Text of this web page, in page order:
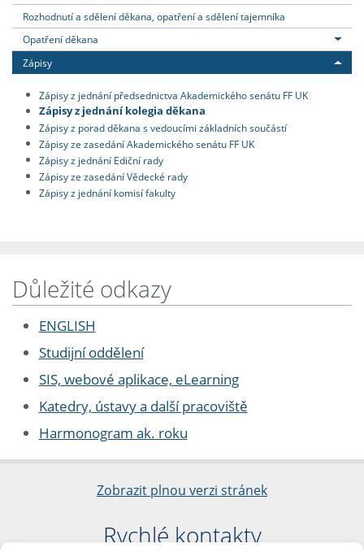
Rozhodnutí a sdělení děkana, opatření a sdělení tajemníka
Opatření děkana
Zápisy
Zápisy z jednání předsednictva Akademického senátu FF UK
Zápisy z jednání kolegia děkana
Zápisy z porad děkana s vedoucími základních součástí
Zápisy ze zasedání Akademického senátu FF UK
Zápisy z jednání Ediční rady
Zápisy ze zasedání Vědecké rady
Zápisy z jednání komisí fakulty
Důležité odkazy
ENGLISH
Studijní oddělení
SIS, webové aplikace, eLearning
Katedry, ústavy a další pracoviště
Harmonogram ak. roku
Zobrazit plnou verzi stránek
Rychlé kontakty